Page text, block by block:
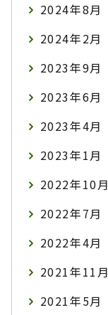
2024年8月
2024年2月
2023年9月
2023年6月
2023年4月
2023年1月
2022年10月
2022年7月
2022年4月
2021年11月
2021年5月